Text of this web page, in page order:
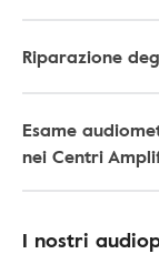
Riparazione
Esame
nei Centri
I nostri